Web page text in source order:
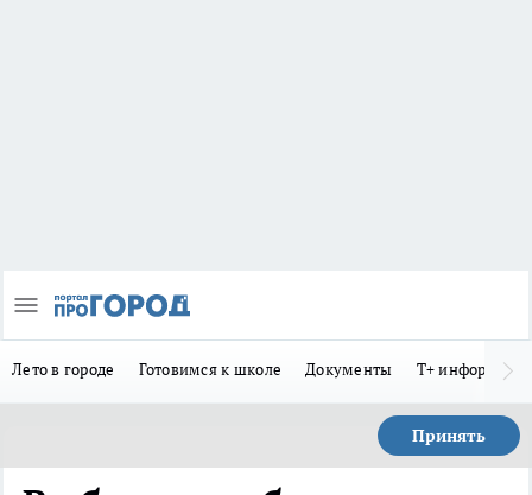
Лето в городе Готовимся к школе Документы Т+
Принять